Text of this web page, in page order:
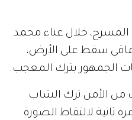
المسرح، خلال غناء محمد
سقط على الأرض،
الجمهور بترك المعجب.
من الأمن ترك الشاب
ثانية لالتقاط الصورة